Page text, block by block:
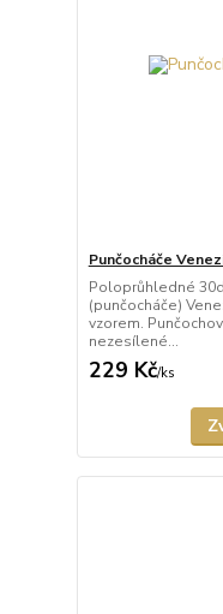
Punčocháče
Poloprůhledné
(punčocháče)
vzorem.
nezesílené...
229 Kč/ks